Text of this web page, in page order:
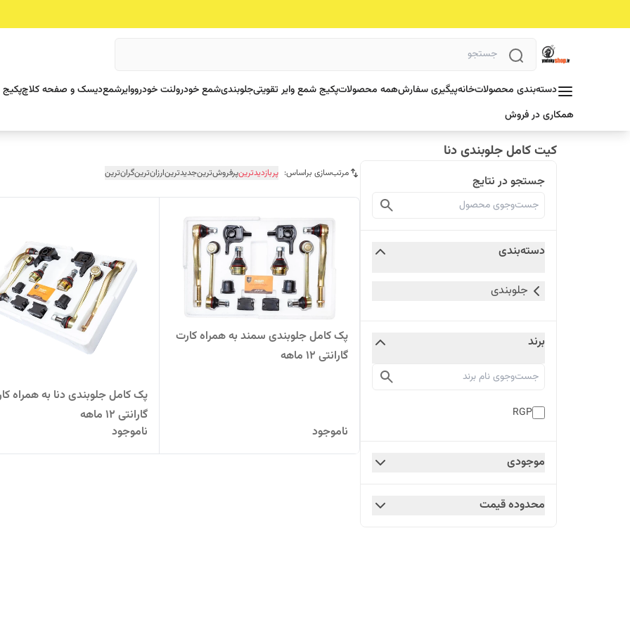
دسته‌بندی محصولاتخانهپیگیری سفارشهمه محصولاتپکیج شمع وایر تقویتیجلوبندیشمع خودرولنت خودرووایرشمعدیسک و صفحه کلاچ
همکاری در فروش
کیت کامل جلوبندی دنا
جستجو در نتایج
دسته‌بندی
جلوبندی
برند
RGP
موجودی
محدوده قیمت
مرتب‌سازی براساس: پربازدیدترینپرفروش‌ترینجدیدترینارزان‌ترینگران‌ترین
پک کامل جلوبندی سمند به همراه کارت
گارانتی 12 ماهه
ناموجود
پک کامل جلوبندی دنا به همراه
گارانتی 12 ماهه
ناموجود